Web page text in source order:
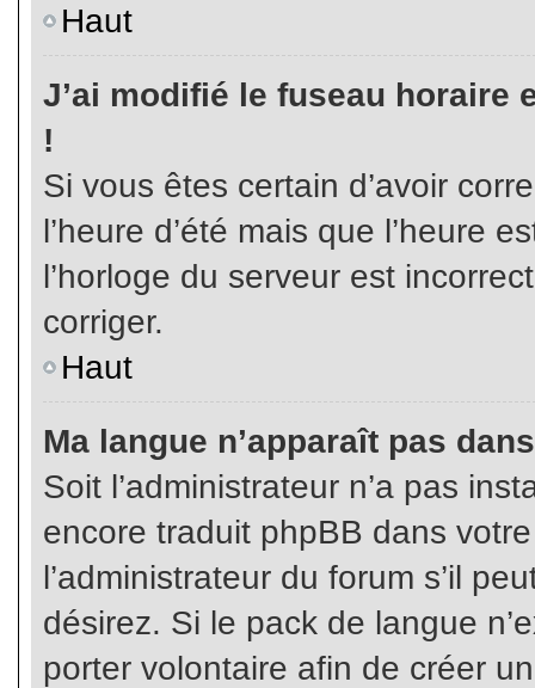
Haut
J’ai modifié le fuseau horaire
!
Si vous êtes certain d’avoir
l’heure d’été mais que l’heure
l’horloge du serveur est
corriger.
Haut
Ma langue n’apparaît pas
Soit l’administrateur n’a pas
encore traduit phpBB dans
l’administrateur du forum s’il
désirez. Si le pack de langue
porter volontaire afin de créer